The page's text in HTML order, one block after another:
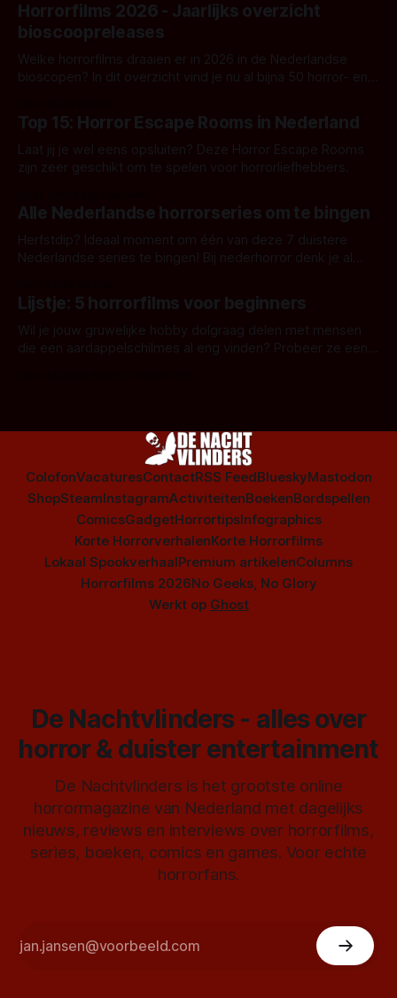
Horrorfilms 2026 - Jaarlijks overzicht
bioscoopreleases
Welke horrorfilms draaien er in 2026 in de Nederlandse
bioscopen? In dit overzicht vind je nu al bijna 50 horror- en
Top 15: Horror Escape Rooms in Nederland
Laat jij je wel eens opsluiten? Deze Horror Escape Rooms
zijn zeer geschikt om te spelen voor horrorliefhebbers.
Alle Nederlandse horrorseries om te bingen
Herfstdip? Ideaal moment om één van deze 7 duistere
Nederlandse series te bingen! Bij nederhorror denk je al
Amsterdamned of The Johnsons. Maar Nederlandse horror
is niet beperkt tot films. Hier een aantal Nederlandse tv-
series uit het duistere of horrorgenre. Als
Lijstje: 5 horrorfilms voor beginners
Wil je jouw gruwelijke hobby dolgraag delen met mensen
die een aardappelschilmes al eng vinden? Probeer ze eens
ColofonVacaturesContactRSS FeedBlueskyMastodon
ShopSteamInstagramActiviteitenBoekenBordspellen
ComicsGadgetHorrortipsInfographics
Korte HorrorverhalenKorte Horrorfilms
Lokaal SpookverhaalPremium artikelenColumns
Horrorfilms 2026No Geeks, No Glory
Werkt op Ghost
De Nachtvlinders - alles over
horror & duister entertainment
De Nachtvlinders is het grootste online
horrormagazine van Nederland met dagelijks
nieuws, reviews en interviews over horrorfilms,
series, boeken, comics en games. Voor echte
horrorfans.